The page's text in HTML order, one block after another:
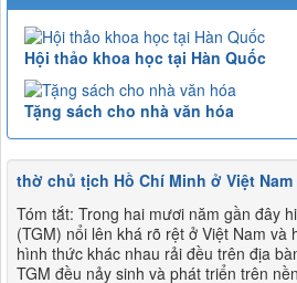
Hội thảo khoa học tại Hàn Quốc
Tặng sách cho nhà văn hóa
thờ chủ tịch Hồ Chí Minh ở Việt
Tóm tắt: Trong hai mươi năm gần đây
(TGM) nổi lên khá rõ rệt ở Việt Nam và
hình thức khác nhau rải đều trên địa
TGM đều nảy sinh và phát triển trên